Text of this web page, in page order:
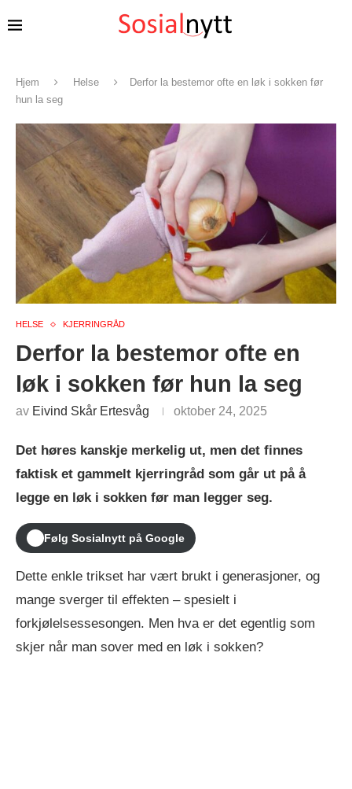
Hjem Helse
Derfor la bestemor ofte en løk i sokken før
hun la seg
HELSE KJERRINGRÅD
Derfor la bestemor ofte en
løk i sokken før hun la seg
av Eivind Skår Ertesvåg oktober 24, 2025
Det høres kanskje merkelig ut, men det finnes
faktisk et gammelt kjerringråd som går ut på å
legge en løk i sokken før man legger seg.
Følg Sosialnytt på Google
Dette enkle trikset har vært brukt i generasjoner, og
mange sverger til effekten – spesielt i
forkjølelsessesongen. Men hva er det egentlig som
skjer når man sover med en løk i sokken?